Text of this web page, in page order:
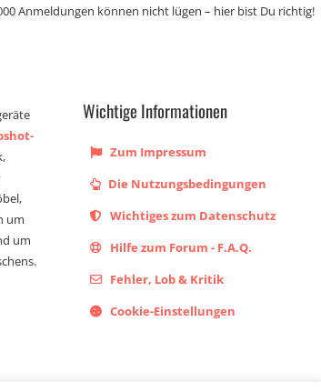
Anmeldungen können nicht lügen – hier bist Du richtig!
um
um
Wichtige Informationen
Zum Impressum
Die Nutzungsbedingungen
Wichtiges zum Datenschutz
Hilfe zum Forum - F.A.Q.
Fehler, Lob & Kritik
Cookie-Einstellungen